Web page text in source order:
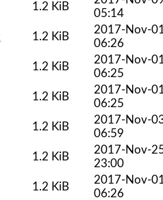
1.2 KiB
05:14
1.2 KiB
2017-Nov-
06:26
1.2 KiB
2017-Nov-
06:25
1.2 KiB
2017-Nov-
06:25
1.2 KiB
2017-Nov-
06:59
1.2 KiB
2017-Nov-
23:00
1.2 KiB
2017-Nov-
06:26